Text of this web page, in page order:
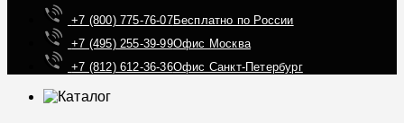
+7 (800) 775-76-07Бесплатно по России
+7 (495) 255-39-99Офис Москва
+7 (812) 612-36-36Офис Санкт-Петербург